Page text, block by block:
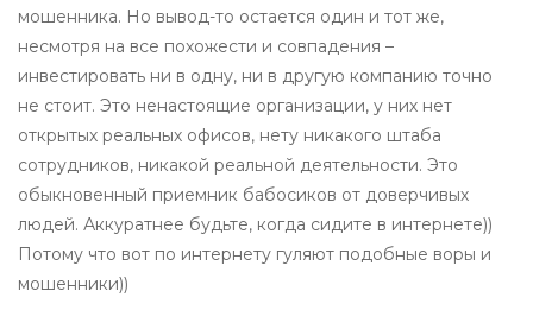
мошенника. Но вывод-то остается один и тот же,
несмотря на все похожести и совпадения –
инвестировать ни в одну, ни в другую компанию точно
не стоит. Это ненастоящие организации, у них нет
открытых реальных офисов, нету никакого штаба
сотрудников, никакой реальной деятельности. Это
обыкновенный приемник бабосиков от доверчивых
людей. Аккуратнее будьте, когда сидите в интернете))
Потому что вот по интернету гуляют подобные воры и
мошенники))